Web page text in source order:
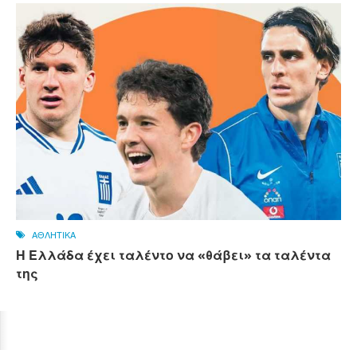
ΑΘΛΗΤΙΚΑ
Η Ελλάδα έχει ταλέντο να «θάβει» τα ταλέντα
της